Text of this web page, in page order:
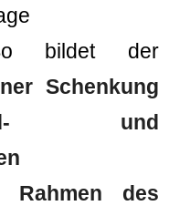
bildet der
Schenkung
und
Rahmen des